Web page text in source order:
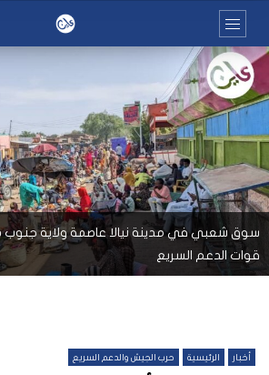
سوق شعبي في مدينة نيالا عاصمة ولاية جنوب
قوات الدعم السريع
أخبار الرئيسية حرب الجيش والدعم السريع